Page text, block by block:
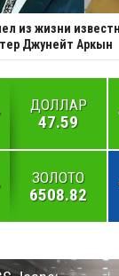
из жизни
Джунейт Аркын
ДОЛЛАР
47.59
ЗОЛОТО
6508.82